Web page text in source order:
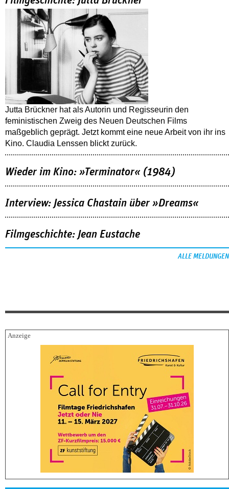
Jutta Brückner hat als Autorin und Regisseurin den
feministischen Zweig des Neuen Deutschen Films
maßgeblich geprägt. Jetzt kommt eine neue Arbeit von ihr ins
Kino. Claudia Lenssen blickt zurück.
Wieder im Kino: »Terminator« (1984)
Interview: Jessica Chastain über »Dreams«
Filmgeschichte: Jean Eustache
ALLE MELDUNGEN